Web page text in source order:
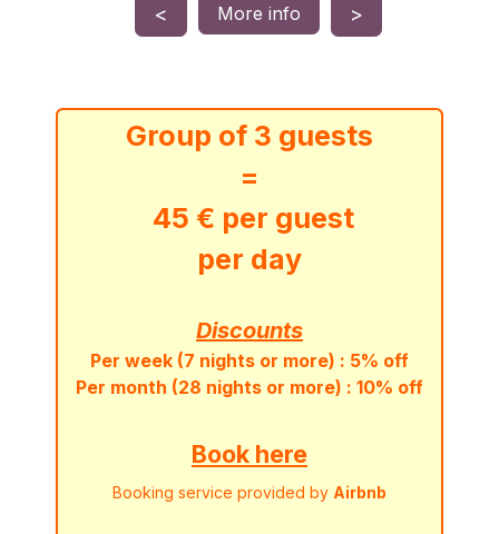
< More info >
Group of 3 guests
=
45 € per guest
per day
Discounts
Per week (7 nights or more) : 5% off
Per month (28 nights or more) : 10% off
Book here
Booking service provided by Airbnb